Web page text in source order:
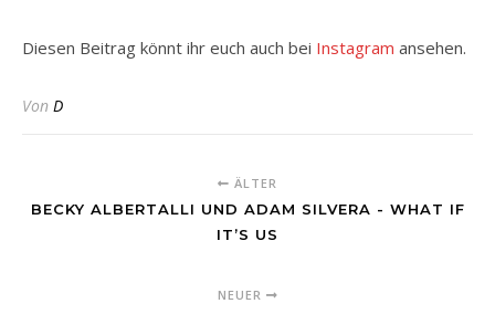
Diesen Beitrag könnt ihr euch auch bei Instagram ansehen.
Von D
ÄLTER
BECKY ALBERTALLI UND ADAM SILVERA - WHAT IF
IT’S US
NEUER